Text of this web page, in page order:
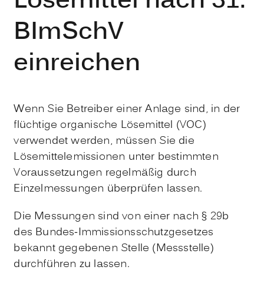
BImSchV
einreichen
Wenn Sie Betreiber einer Anlage sind, in der
flüchtige organische Lösemittel (VOC)
verwendet werden, müssen Sie die
Lösemittelemissionen unter bestimmten
Voraussetzungen regelmäßig durch
Einzelmessungen überprüfen lassen.
Die Messungen sind von einer nach § 29b
des Bundes-Immissionsschutzgesetzes
bekannt gegebenen Stelle (Messstelle)
durchführen zu lassen.